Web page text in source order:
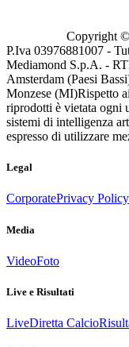
Copyright
P.Iva 03976881007 -
Mediamond S.p.A. -
Amsterdam (Paesi
Monzese (MI)Rispetto
riprodotti è vietata ogni
sistemi di intelligenza
espresso di utilizzare
Legal
CorporatePrivacy Policy
Media
VideoFoto
Live e Risultati
LiveDiretta Calcio